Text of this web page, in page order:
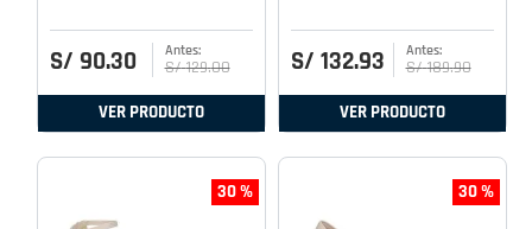
S/ 90.30 S/ 129.00
VER PRODUCTO
S/ 132.93 S/ 189.90
VER PRODUCTO
30 % 30 %